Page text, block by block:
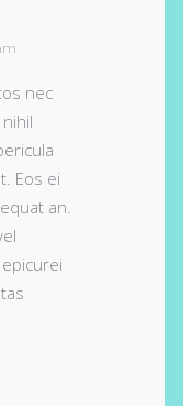
nec
Eos ei
an.